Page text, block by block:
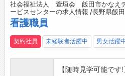
社会福祉法人 萱垣会 飯田市かなえ
ービスセンターの求人情報 /長野県飯
看護職員
契約社員 未経験者活躍中 男女活躍
【随時見学可能です!